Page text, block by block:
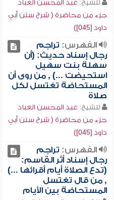
للشيخ: عبد المحسن العباد
جزء من محاضرة ( شرح سنن أبي
داود [045])
الفهرس: تراجم
رجال إسناد حديث: (أن
سهلة بنت سهيل
استحيضت ...) , من روى أن
المستحاضة تغتسل لكل
صلاة
للشيخ: عبد المحسن العباد
جزء من محاضرة ( شرح سنن أبي
داود [045])
الفهرس: تراجم
رجال إسناد أثر القاسم:
(تدع الصلاة أيام أقرائها ...)
, من قال تغتسل
المستحاضة بين الأيام